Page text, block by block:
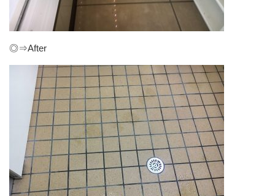
◎⇒After